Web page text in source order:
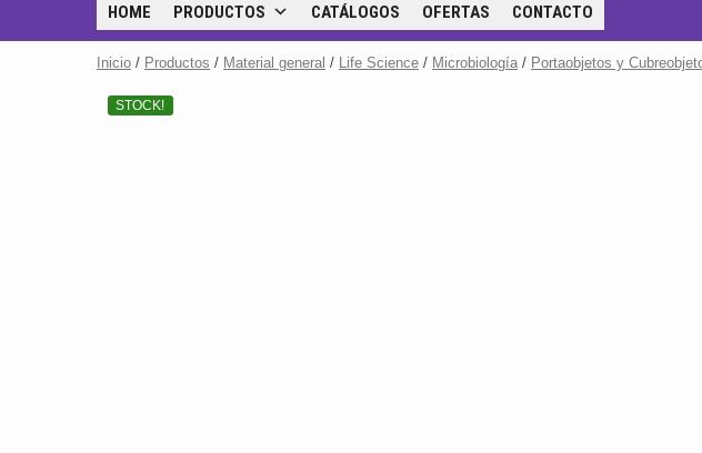
HOME PRODUCTOS CATÁLOGOS OFERTAS CONTACTO
Inicio / Productos / Material general / Life Science / Microbiología / Portaobjetos y
STOCK!